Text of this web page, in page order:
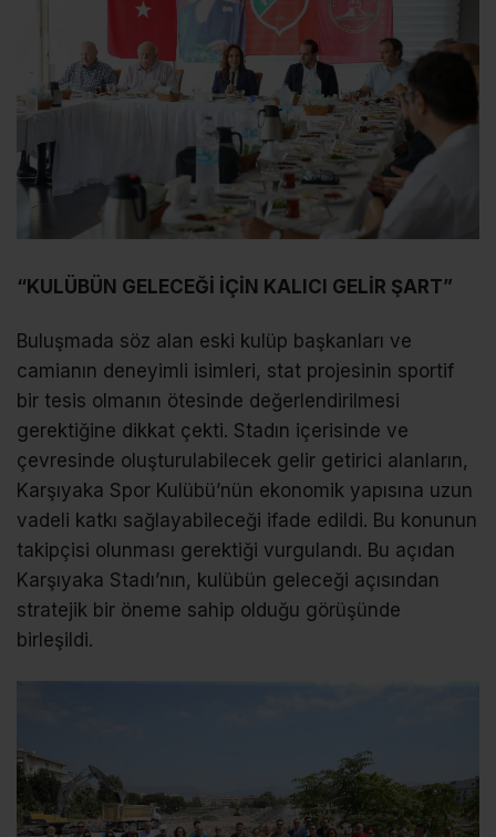
“KULÜBÜN GELECEĞİ İÇİN KALICI GELİR ŞART”
Buluşmada söz alan eski kulüp başkanları ve
camianın deneyimli isimleri, stat projesinin sportif
bir tesis olmanın ötesinde değerlendirilmesi
gerektiğine dikkat çekti. Stadın içerisinde ve
çevresinde oluşturulabilecek gelir getirici alanların,
Karşıyaka Spor Kulübü’nün ekonomik yapısına uzun
vadeli katkı sağlayabileceği ifade edildi. Bu konunun
takipçisi olunması gerektiği vurgulandı. Bu açıdan
Karşıyaka Stadı’nın, kulübün geleceği açısından
stratejik bir öneme sahip olduğu görüşünde
birleşildi.